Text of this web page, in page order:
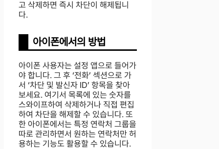
고 삭제하면 즉시 차단이 해제됩니
다.
아이폰에서의 방법
아이폰 사용자는 설정 앱으로 들어가
야 합니다. 그 후 ‘전화’ 섹션으로 가
서 ‘차단 및 발신자 ID’ 항목을 찾아
보세요. 여기서 목록에 있는 숫자를
스와이프하여 삭제하거나 직접 편집
하여 차단을 해제할 수 있습니다. 또
한 아이폰에서는 특정 연락처 그룹을
따로 관리하면서 원하는 연락처만 허
용하는 기능도 활용할 수 있습니다.